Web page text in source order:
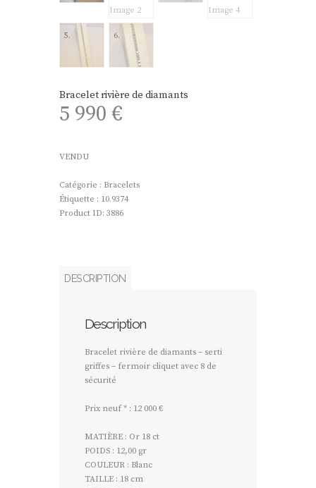
Bracelet rivière de diamants
5 990 €
VENDU
Catégorie : Bracelets
Étiquette : 10.9374
Product ID: 3886
DESCRIPTION
Description
Bracelet rivière de diamants – serti
griffes – fermoir cliquet avec 8 de
sécurité
Prix neuf * : 12 000 €
MATIÈRE : Or 18 ct
POIDS : 12,00 gr
COULEUR : Blanc
TAILLE : 18 cm